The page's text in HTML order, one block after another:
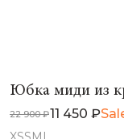
Юбка миди из
22 900 ₽11 450 ₽